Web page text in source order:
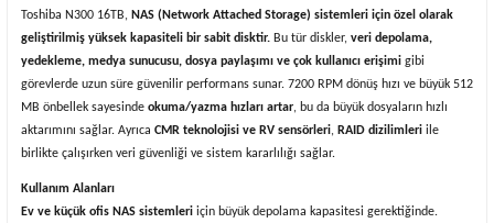
Toshiba N300 16TB, NAS (Network Attached Storage) sistemleri için özel olarak
geliştirilmiş yüksek kapasiteli bir sabit disktir. Bu tür diskler, veri depolama,
yedekleme, medya sunucusu, dosya paylaşımı ve çok kullanıcı erişimi gibi
görevlerde uzun süre güvenilir performans sunar. 7200 RPM dönüş hızı ve büyük 512
MB önbellek sayesinde okuma/yazma hızları artar, bu da büyük dosyaların hızlı
aktarımını sağlar. Ayrıca CMR teknolojisi ve RV sensörleri, RAID dizilimleri ile
birlikte çalışırken veri güvenliği ve sistem kararlılığı sağlar.
Kullanım Alanları
Ev ve küçük ofis NAS sistemleri için büyük depolama kapasitesi gerektiğinde.